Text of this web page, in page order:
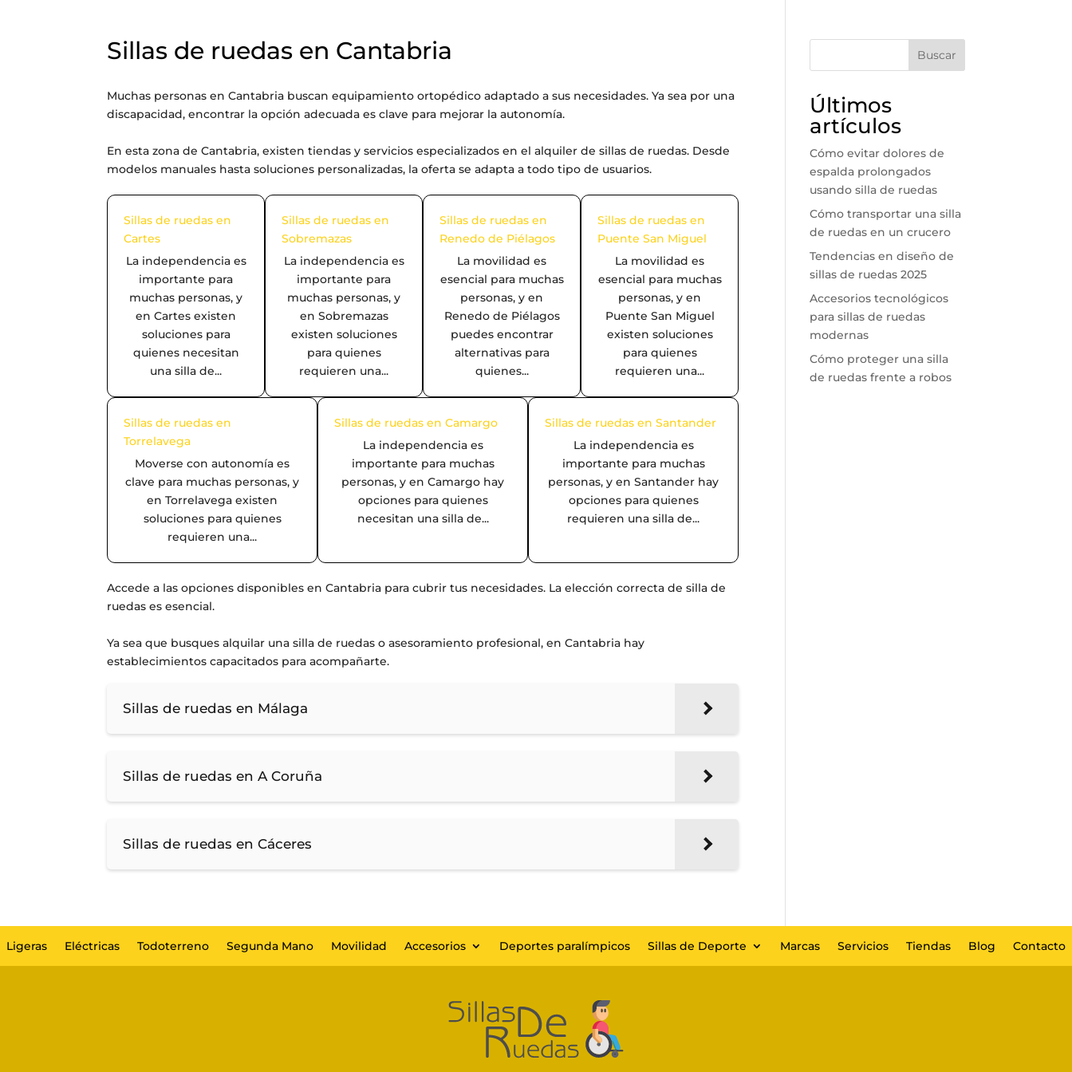
Sillas de ruedas en Cantabria
Muchas personas en Cantabria buscan equipamiento ortopédico adaptado a sus necesidades. Ya sea por una
discapacidad, encontrar la opción adecuada es clave para mejorar la autonomía.
En esta zona de Cantabria, existen tiendas y servicios especializados en el alquiler de sillas de ruedas. Desde
modelos manuales hasta soluciones personalizadas, la oferta se adapta a todo tipo de usuarios.
Sillas de ruedas en
Cartes
La independencia es
importante para
muchas personas, y
en Cartes existen
soluciones para
quienes necesitan
una silla de...
Sillas de ruedas en
Sobremazas
La independencia es
importante para
muchas personas, y
en Sobremazas
existen soluciones
para quienes
requieren una...
Sillas de ruedas en
Renedo de Piélagos
La movilidad es
esencial para muchas
personas, y en
Renedo de Piélagos
puedes encontrar
alternativas para
quienes...
Sillas de ruedas en
Puente San Miguel
La movilidad es
esencial para muchas
personas, y en
Puente San Miguel
existen soluciones
para quienes
requieren una...
Sillas de ruedas en
Torrelavega
Moverse con autonomía es
clave para muchas personas, y
en Torrelavega existen
soluciones para quienes
requieren una...
Sillas de ruedas en Camargo
La independencia es
importante para muchas
personas, y en Camargo hay
opciones para quienes
necesitan una silla de...
Sillas de ruedas en Santander
La independencia es
importante para muchas
personas, y en Santander hay
opciones para quienes
requieren una silla de...
Accede a las opciones disponibles en Cantabria para cubrir tus necesidades. La elección correcta de silla de
ruedas es esencial.
Ya sea que busques alquilar una silla de ruedas o asesoramiento profesional, en Cantabria hay
establecimientos capacitados para acompañarte.
Sillas de ruedas en Málaga
Sillas de ruedas en A Coruña
Sillas de ruedas en Cáceres
Buscar
Últimos
artículos
Cómo evitar dolores de
espalda prolongados
usando silla de ruedas
Cómo transportar una silla
de ruedas en un crucero
Tendencias en diseño de
sillas de ruedas 2025
Accesorios tecnológicos
para sillas de ruedas
modernas
Cómo proteger una silla
de ruedas frente a robos
Ligeras Eléctricas Todoterreno Segunda Mano Movilidad Accesorios Deportes paralímpicos Sillas de Deporte Marcas Servicios Tiendas Blog Contacto